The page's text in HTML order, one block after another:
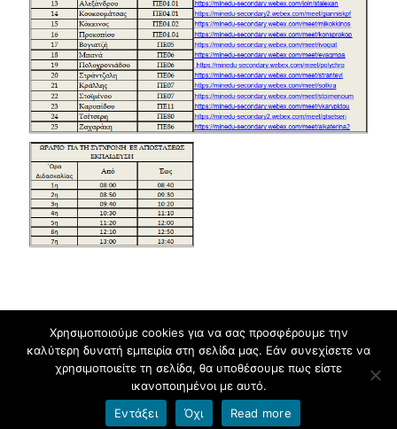
Πνευματικά δικαιώματα © 2026 2ο Γενικό Λύκειο Δράμας.
blogs.sch.grκαιHitMag.
Χρησιμοποιούμε cookies για να σας προσφέρουμε την
καλύτερη δυνατή εμπειρία στη σελίδα μας. Εάν συνεχίσετε να
χρησιμοποιείτε τη σελίδα, θα υποθέσουμε πως είστε
ικανοποιημένοι με αυτό.
Εντάξει
Όχι Read more